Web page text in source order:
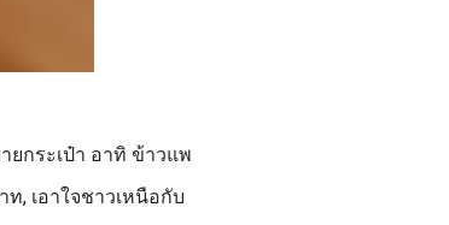
กระเป๋า อาทิ ข้าวแพ
, เอาใจชาวเหนือกับ